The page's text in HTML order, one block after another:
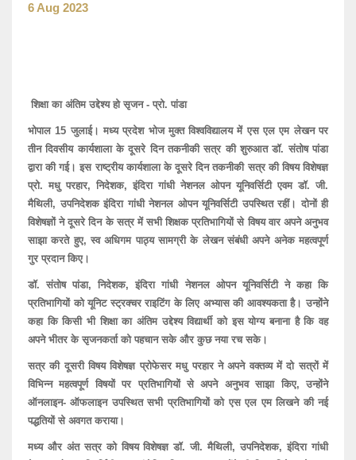
6 Aug 2023
शिक्षा का अंतिम उद्देश्य हो सृजन - प्रो. पांडा
भोपाल 15 जुलाई। मध्य प्रदेश भोज मुक्त विश्वविद्यालय में एस एल एम लेखन पर
तीन दिवसीय कार्यशाला के दूसरे दिन तकनीकी सत्र की शुरुआत डॉ. संतोष पांडा
द्वारा की गई। इस राष्ट्रीय कार्यशाला के दूसरे दिन तकनीकी सत्र की विषय विशेषज्ञ
प्रो. मधु परहार, निदेशक, इंदिरा गांधी नेशनल ओपन यूनिवर्सिटी एवम डॉ. जी.
मैथिली, उपनिदेशक इंदिरा गांधी नेशनल ओपन यूनिवर्सिटी उपस्थित रहीं। दोनों ही
विशेषज्ञों ने दूसरे दिन के सत्र में सभी शिक्षक प्रतिभागियों से विषय वार अपने अनुभव
साझा करते हुए, स्व अधिगम पाठ्य सामग्री के लेखन संबंधी अपने अनेक महत्वपूर्ण
गुर प्रदान किए।
डॉ. संतोष पांडा, निदेशक, इंदिरा गांधी नेशनल ओपन यूनिवर्सिटी ने कहा कि
प्रतिभागियों को यूनिट स्ट्रक्चर राइटिंग के लिए अभ्यास की आवश्यकता है। उन्होंने
कहा कि किसी भी शिक्षा का अंतिम उद्देश्य विद्यार्थी को इस योग्य बनाना है कि वह
अपने भीतर के सृजनकर्ता को पहचान सके और कुछ नया रच सके।
सत्र की दूसरी विषय विशेषज्ञ प्रोफेसर मधु परहार ने अपने वक्तव्य में दो सत्रों में
विभिन्न महत्वपूर्ण विषयों पर प्रतिभागियों से अपने अनुभव साझा किए, उन्होंने
ऑनलाइन- ऑफलाइन उपस्थित सभी प्रतिभागियों को एस एल एम लिखने की नई
पद्धतियों से अवगत कराया।
मध्य और अंत सत्र को विषय विशेषज्ञ डॉ. जी. मैथिली, उपनिदेशक, इंदिरा गांधी